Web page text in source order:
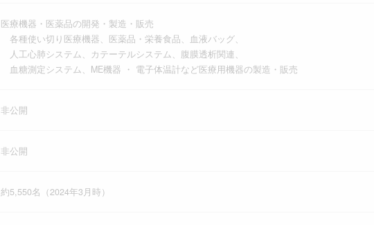
医療機器・医薬品の開発・製造・販売
各種使い切り医療機器、医薬品・栄養食品、血液バッグ、
人工心肺システム、カテーテルシステム、腹膜透析関連、
血糖測定システム、ME機器 ・ 電子体温計など医療用機器の製造・販売
非公開
非公開
約5,550名（2024年3月時）